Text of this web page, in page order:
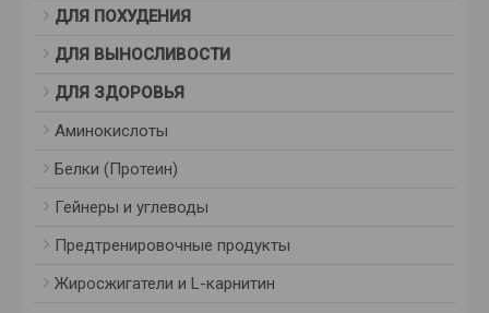
ДЛЯ ПОХУДЕНИЯ
ДЛЯ ВЫНОСЛИВОСТИ
ДЛЯ ЗДОРОВЬЯ
Аминокислоты
Белки (Протеин)
Гейнеры и углеводы
Предтренировочные продукты
Жиросжигатели и L-карнитин